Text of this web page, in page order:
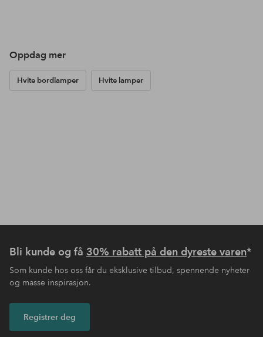
Oppdag mer
Hvite bordlamper Hvite lamper
Bli kunde og få 30% rabatt på den dyreste varen*
Som kunde hos oss får du eksklusive tilbud, spennende nyheter
og masse inspirasjon.
Registrer deg